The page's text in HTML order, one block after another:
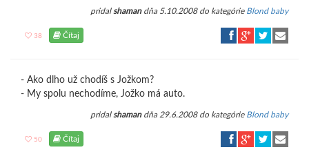
pridal shamandňa 5.10.2008 do kategórie Blond baby
38 Čítaj
- Ako dlho už chodíš s Jožkom?
- My spolu nechodíme, Jožko má auto.
pridal shamandňa 29.6.2008 do kategórie Blond baby
50 Čítaj